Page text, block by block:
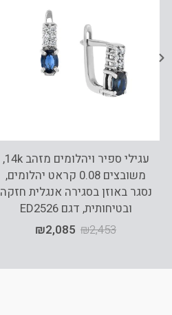
עגילי ספיר ויהלומים מזהב 14k,
משובצים 0.08 קראט יהלומים,
נסגר באוזן בסגירה אנגלית חזקה
ובטיחותית, דגם ED2526
₪2,453
₪2,085